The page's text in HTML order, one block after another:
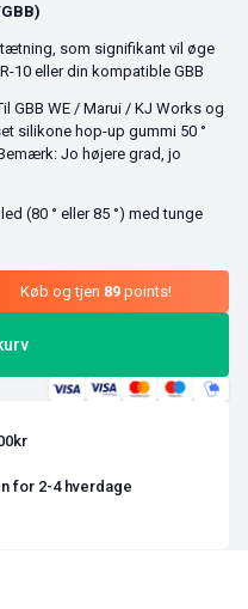
som signifikant vil øge
10 eller din kompatible GBB
GBB WE / Marui / KJ Works og
silikone hop-up gummi 50 °
Jo højere grad, jo
(80 ° eller 85 °) med tunge
Køb og tjen 89points!
for 2-4 hverdage